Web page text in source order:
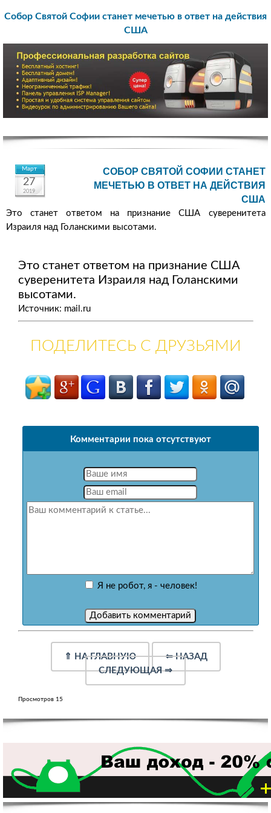
Собор Святой Софии станет мечетью в ответ на действия
США
Март
27
2019
СОБОР СВЯТОЙ СОФИИ СТАНЕТ
МЕЧЕТЬЮ В ОТВЕТ НА ДЕЙСТВИЯ
США
Это станет ответом на признание США суверенитета
Израиля над Голанскими высотами.
Это станет ответом на признание США
суверенитета Израиля над Голанскими
высотами.
Источник: mail.ru
ПОДЕЛИТЕСЬ С ДРУЗЬЯМИ
Комментарии пока отсутствуют
Я не робот, я - человек!
⇑ НА ГЛАВНУЮ ⇐НАЗАД
СЛЕДУЮЩАЯ⇒
Просмотров 15